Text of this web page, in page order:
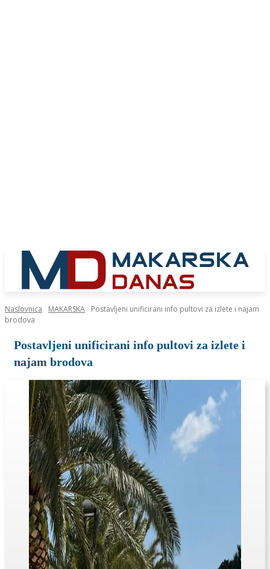
Naslovnica MAKARSKA
Postavljeni unificirani info pultovi za izlete i najam
brodova
Postavljeni unificirani info pultovi za izlete i
najam brodova